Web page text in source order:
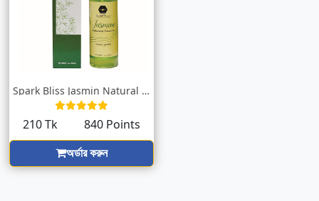
Spark Bliss Jasmin Natural Bathroom Fres...
210 Tk
840 Points
অর্ডার করুন